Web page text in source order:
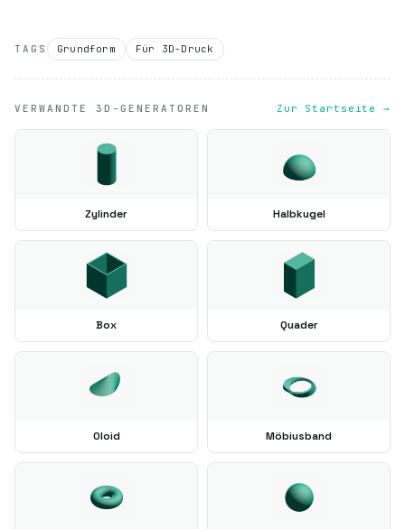
TAGS Grundform Für 3D-Druck
VERWANDTE 3D-GENERATOREN Zur Startseite →
Zylinder Halbkugel
Box Quader
Oloid Möbiusband